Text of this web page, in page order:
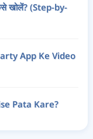
खोलें? (Step-by-
App Ke Video
Pata Kare?